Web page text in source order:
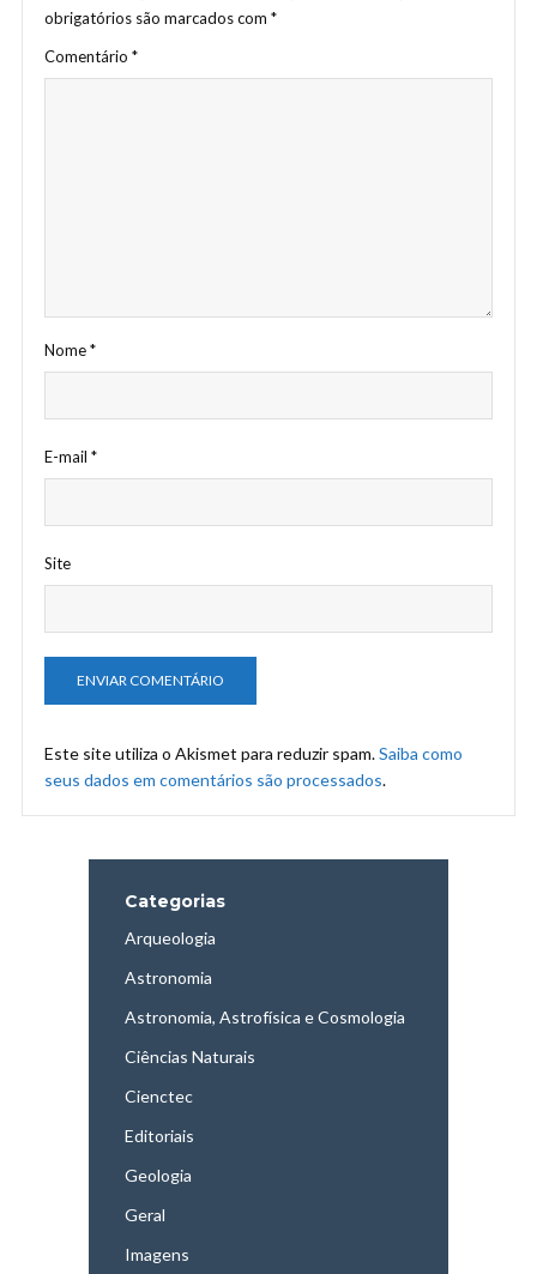
obrigatórios são marcados com *
Comentário *
Nome*
E-mail *
Site
Este site utiliza o Akismet para reduzir spam.Saiba como
seus dados em comentários são processados.
Categorias
Arqueologia
Astronomia
Astronomia, Astrofísica e Cosmologia
Ciências Naturais
Cienctec
Editoriais
Geologia
Geral
Imagens